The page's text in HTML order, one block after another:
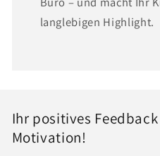
langlebigen Highlight.
Ihr positives
Motivation!